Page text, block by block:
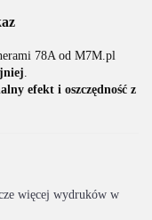
78A od M7M.pl
efekt i oszczędność z
więcej wydruków w